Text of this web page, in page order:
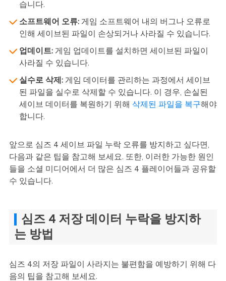
습니다.
소프트웨어 오류:게임 소프트웨어 내의 버그나 오류로
인해 세이브된 파일이 손상되거나 사라질 수 있습니다.
업데이트:게임 업데이트를 설치하면 세이브된 파일이
사라질 수 있습니다.
실수로 삭제:게임 데이터를 관리하는 과정에서 세이브
된 파일을 실수로 삭제할 수 있습니다. 이 경우, 손실된
세이브 데이터를 복원하기 위해 삭제된 파일을 복구해야
합니다.
앞으로 심즈 4 세이브 파일 누락 오류를 방지하고 싶다면,
다음과 같은 팁을 참고해 보세요. 또한, 이러한 가능한 원인
들을 소셜 미디어에서 더 많은 심즈 4 플레이어들과 공유할
수 있습니다.
심즈 4 저장 데이터 누락을 방지하
는 방법
심즈 4의 저장 파일이 사라지는 불편함을 예방하기 위해 다
음의 팁을 참고해 보세요.